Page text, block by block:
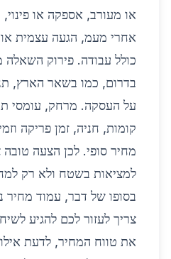
או מעורב, אספקה או
אחרי מעמ, הגעה עצמית
כולל עבודה. פירוק השאלה
בדרום, כמו בשאר הארץ,
על העסקה. מרחק, עומסי
קומות, חניה, זמן פריקה
מחיר סופי. לכן הצעה טובה
למציאות בשטח ולא רק
בסופו של דבר, עמוד מחיר
צריך לעזור לכם להגיע
את טווח המחיר, לדעת